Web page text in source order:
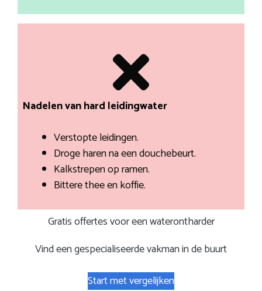
Nadelen van hard leidingwater
Verstopte leidingen.
Droge haren na een douchebeurt.
Kalkstrepen op ramen.
Bittere thee en koffie.
Gratis offertes voor een waterontharder
Vind een gespecialiseerde vakman in de buurt
Start met vergelijken